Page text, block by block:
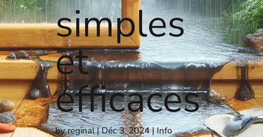
simples
et
efficaces
byreginal Déc 3, 2024 Info